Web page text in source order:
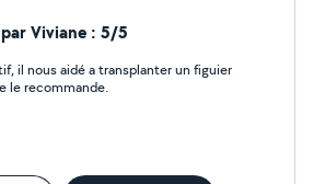
Viviane : 5/5
il nous aidé a transplanter un figuier
le recommande.